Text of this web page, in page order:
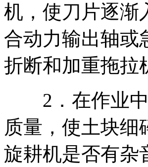
机，使刀片逐渐
合动力输出轴或
折断和加重
2．在作业中
质量，使土块细
旋耕机是否有杂